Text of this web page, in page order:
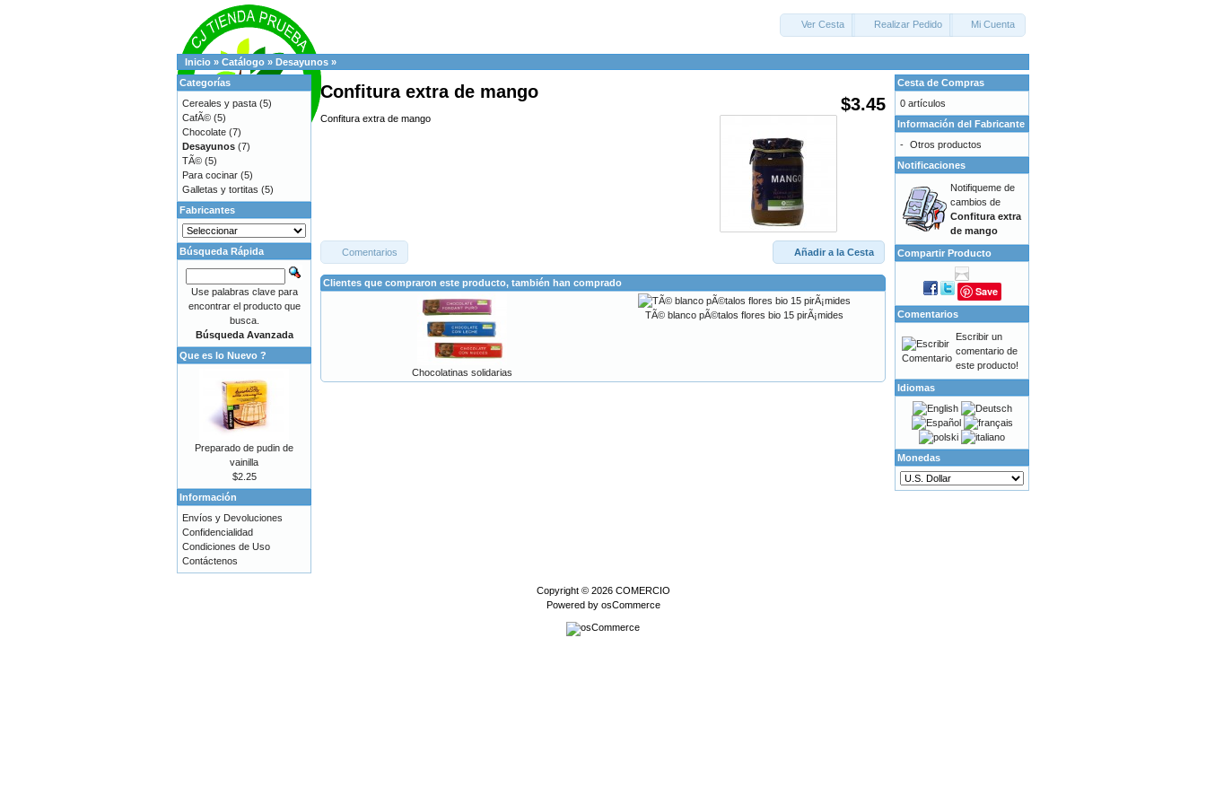
Ver Cesta Realizar Pedido Mi Cuenta
Inicio » Catálogo » Desayunos »
$3.45
Confitura extra de mango
Confitura extra de mango
Añadir a la Cesta
Comentarios
Clientes que compraron este producto, también han comprado
Chocolatinas solidarias
TÃ© blanco pÃ©talos flores bio 15 pirÃ¡mides
Categorías
Cereales y pasta (5)
CafÃ© (5)
Chocolate (7)
Desayunos (7)
TÃ© (5)
Para cocinar (5)
Galletas y tortitas (5)
Fabricantes
Búsqueda Rápida
Use palabras clave para
encontrar el producto que
busca.
Búsqueda Avanzada
Que es lo Nuevo ?
Preparado de pudin de
vainilla
$2.25
Información
Envíos y Devoluciones
Confidencialidad
Condiciones de Uso
Contáctenos
Cesta de Compras
0 artículos
Información del Fabricante
- Otros productos
Notificaciones
Notifiqueme de
cambios de
Confitura extra
de mango
Compartir Producto
Save
Comentarios
Escribir un
comentario de
este producto!
Idiomas
Monedas
Copyright © 2026 COMERCIO
Powered by osCommerce